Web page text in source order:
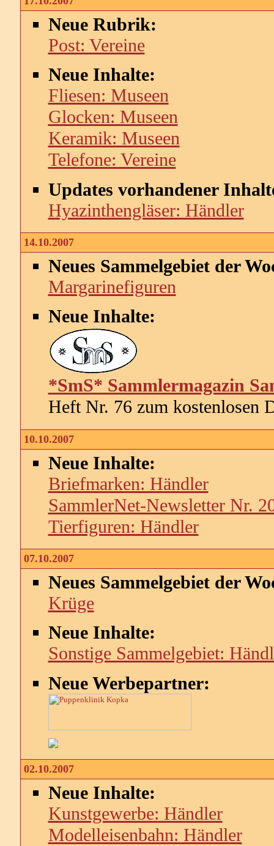
Neue Rubrik:
Post: Vereine
Neue Inhalte:
Fliesen: Museen
Glocken: Museen
Keramik: Museen
Telefone: Vereine
Updates vorhandener
Hyazinthengläser: Händler
14.10.2007
Neues Sammelgebiet der
Margarinefiguren
Neue Inhalte:
*SmS* Sammlermagazin
Heft Nr. 76 zum kostenlosen
10.10.2007
Neue Inhalte:
Briefmarken: Händler
SammlerNet-Newsletter Nr.
Tierfiguren: Händler
07.10.2007
Neues Sammelgebiet der
Krüge
Neue Inhalte:
Sonstige Sammelgebiet:
Neue Werbepartner:
02.10.2007
Neue Inhalte:
Kunstgewerbe: Händler
Modelleisenbahn: Händler